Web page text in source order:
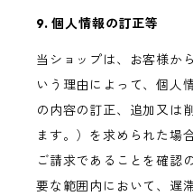
9. 個人情報の訂正等
当ショップは、お客様か
いう理由によって、個人
の内容の訂正、追加又は
ます。）を求められた場
ご請求であることを確認
要な範囲内において、遅